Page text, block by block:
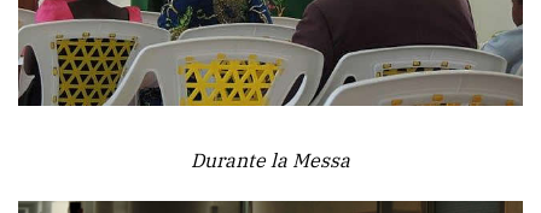
Durante la Messa